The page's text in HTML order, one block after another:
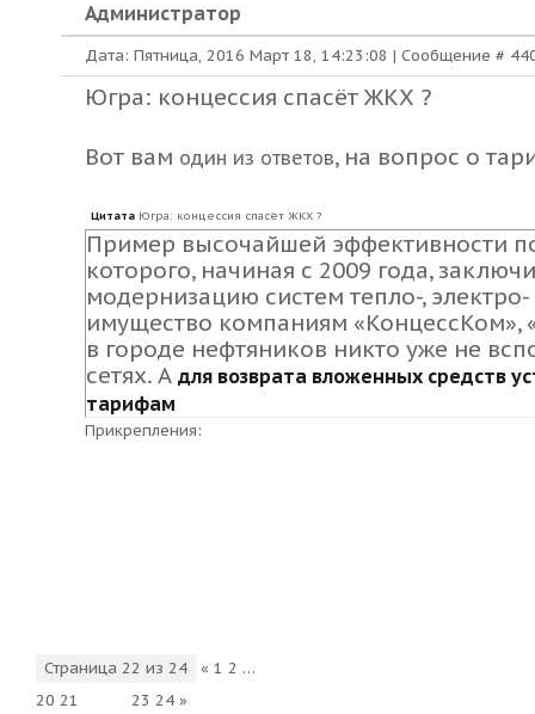
Администратор
Дата: Пятница, 2016 Март 18, 14:23:08 | Сообщение #
Югра: концессия спасёт ЖКХ ?
Вот вам один из ответов, на вопрос о
Цитата Югра: концессия спасёт ЖКХ ?
Пример высочайшей эффективности
которого, начиная с 2009 года,
модернизацию систем тепло-,
имущество компаниям
в городе нефтяников никто уже не
сетях. А для возврата вложенных средств
тарифам
Прикрепления:
Страница 22 из 24 « 1 2 …
20 21 23 24 »